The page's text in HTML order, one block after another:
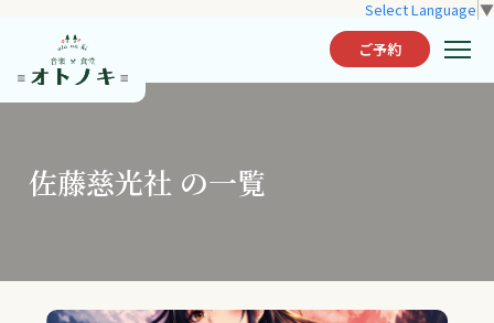
Select Language ▼
ご予約
佐藤慈光社 の一覧